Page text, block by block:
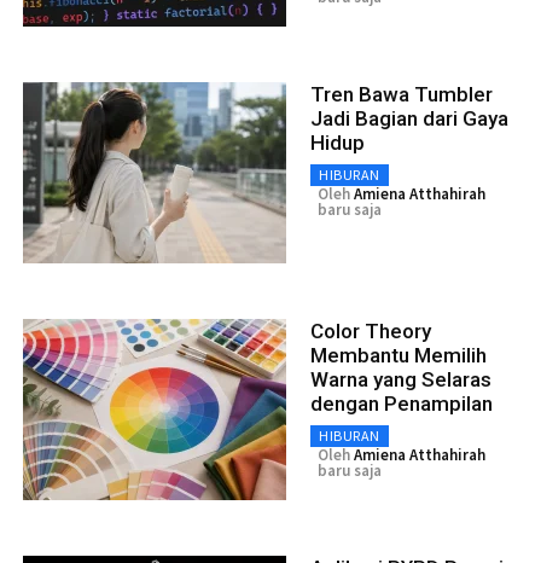
Tren Bawa Tumbler
Jadi Bagian dari Gaya
Hidup
HIBURAN
OlehAmiena Atthahirah
baru saja
Color Theory
Membantu Memilih
Warna yang Selaras
dengan Penampilan
HIBURAN
OlehAmiena Atthahirah
baru saja